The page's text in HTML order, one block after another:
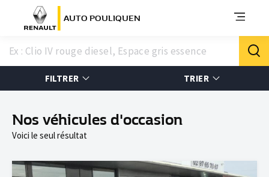
AUTO POULIQUEN
FILTRER TRIER
Nos véhicules d'occasion
Voici le seul résultat